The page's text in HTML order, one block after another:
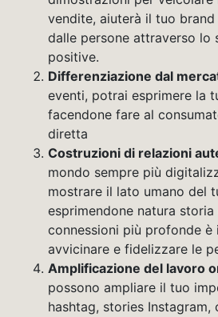
vendite, aiuterà il tuo
dalle persone attraverso lo
positive.
Differenziazione dal
eventi, potrai esprimere la
facendone fare al
diretta
Costruzioni di relazioni
mondo sempre più
mostrare il lato umano del
esprimendone natura
connessioni più profonde
avvicinare e fidelizzare le
Amplificazione del lavoro
possono ampliare il tuo
hashtag, stories Instagram,